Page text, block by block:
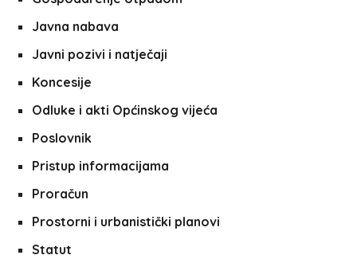
Javna nabava
Javni pozivi i natječaji
Koncesije
Odluke i akti Općinskog vijeća
Poslovnik
Pristup informacijama
Proračun
Prostorni i urbanistički planovi
Statut